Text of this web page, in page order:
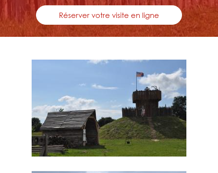
Réserver votre visite en ligne